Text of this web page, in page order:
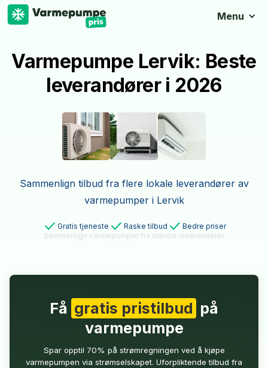
Menu
Varmepumpe Lervik: Beste
leverandører i 2026
Sammenlign tilbud fra flere lokale leverandører av
varmepumper i Lervik
Gratis tjeneste Raske tilbud
Bedre priser
Sammenlign varmepumper fra største leverandører
Få gratis pristilbud på
varmepumpe
Spar opptil 70% på strømregningen ved å kjøpe
varmepumpen via strømselskapet. Uforpliktende tilbud fra